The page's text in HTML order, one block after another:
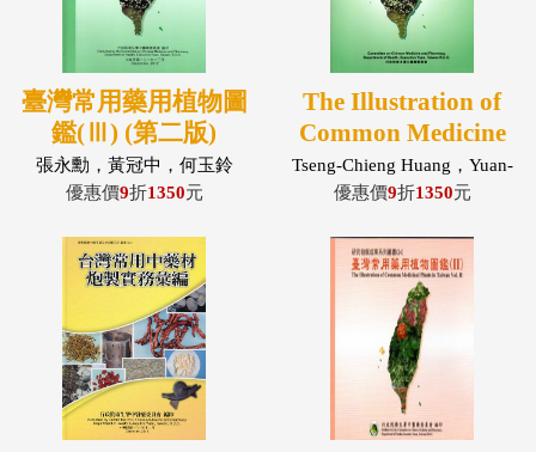
臺灣常用藥用植物圖
鑑(Ⅲ) (第二版)
張永勳，黃冠中，何玉鈴
優惠價9折1350元
The Illustration of
Common Medicine
Plants in Taiwan
Vol.III (英文版-台灣
三冊)
Tseng-Chieng Huang，Yuan-
Shiun Chang
優惠價9折1350元